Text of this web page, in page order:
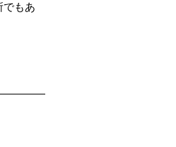
でもあ